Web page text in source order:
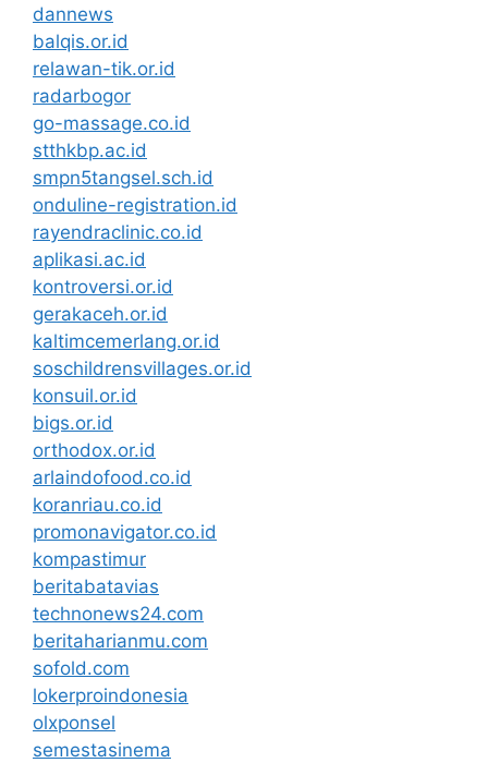
dannews
balqis.or.id
relawan-tik.or.id
radarbogor
go-massage.co.id
stthkbp.ac.id
smpn5tangsel.sch.id
onduline-registration.id
rayendraclinic.co.id
aplikasi.ac.id
kontroversi.or.id
gerakaceh.or.id
kaltimcemerlang.or.id
soschildrensvillages.or.id
konsuil.or.id
bigs.or.id
orthodox.or.id
arlaindofood.co.id
koranriau.co.id
promonavigator.co.id
kompastimur
beritabatavias
technonews24.com
beritaharianmu.com
sofold.com
lokerproindonesia
olxponsel
semestasinema